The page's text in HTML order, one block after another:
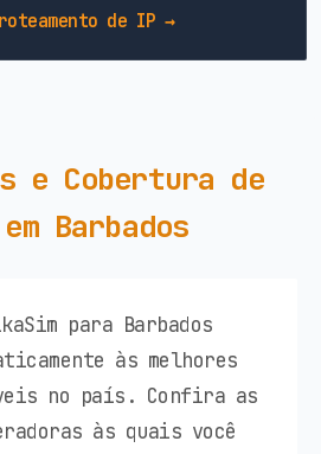
de IP →
e Cobertura de
Barbados
para Barbados
às melhores
no país. Confira as
às quais você